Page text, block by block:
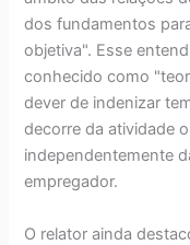
dos fundamentos
objetiva". Esse
conhecido como
dever de indenizar
decorre da atividade
independentemente
empregador.
O relator ainda